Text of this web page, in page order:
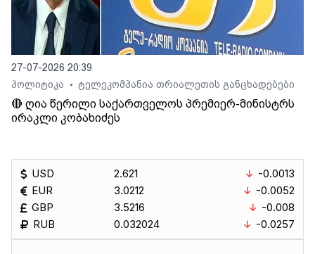
27-07-2026 20:39
პოლიტიკა
• ტელეკომპანია თრიალეთის განცხადებები
🔴 ღია წერილი საქართველოს პრემიერ-მინისტრს
ირაკლი კობახიძეს
USD
EUR
GBP
RUB
2.621
3.0212
3.5216
0.032024
-0.0013
-0.0052
-0.008
-0.0257